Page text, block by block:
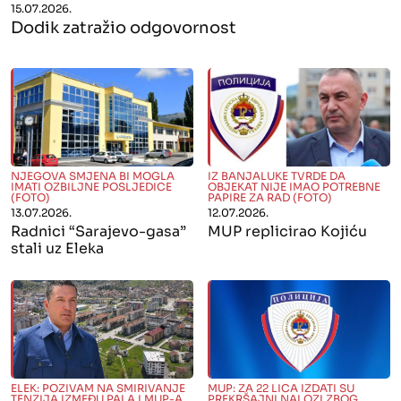
15.07.2026.
Dodik zatražio odgovornost
" alt="">
NJEGOVA SMJENA BI MOGLA
IMATI OZBILJNE POSLJEDICE
(FOTO)
13.07.2026.
Radnici “Sarajevo-gasa”
stali uz Eleka
" alt="">
IZ BANJALUKE TVRDE DA
OBJEKAT NIJE IMAO POTREBNE
PAPIRE ZA RAD (FOTO)
12.07.2026.
MUP replicirao Kojiću
" alt="">
ELEK: POZIVAM NA SMIRIVANJE
" alt="">
MUP: ZA 22 LICA IZDATI SU